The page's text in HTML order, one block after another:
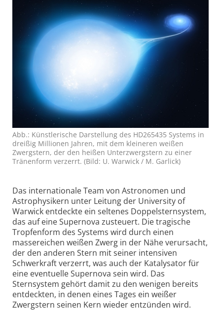
Abb.: Künstlerische Darstellung des HD265435 Systems in
dreißig Millionen Jahren, mit dem kleineren weißen
Zwergstern, der den heißen Unterzwergstern zu einer
Tränenform verzerrt. (Bild: U. Warwick / M. Garlick)
Das internationale Team von Astronomen und
Astrophysikern unter Leitung der University of
Warwick entdeckte ein seltenes Doppel­sternsystem,
das auf eine Supernova zusteuert. Die tragische
Tropfenform des Systems wird durch einen
massereichen weißen Zwerg in der Nähe verursacht,
der den anderen Stern mit seiner intensiven
Schwerkraft verzerrt, was auch der Katalysator für
eine eventuelle Supernova sein wird. Das
Sternsystem gehört damit zu den wenigen bereits
entdeckten, in denen eines Tages ein weißer
Zwergstern seinen Kern wieder entzünden wird.